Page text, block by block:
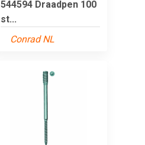
544594 Draadpen 100
st...
Conrad NL